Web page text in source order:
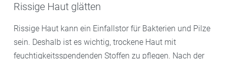
Rissige Haut glätten
Rissige Haut kann ein Einfallstor für Bakterien und Pilze
sein. Deshalb ist es wichtig, trockene Haut mit
feuchtigkeitsspendenden Stoffen zu pflegen. Nach der